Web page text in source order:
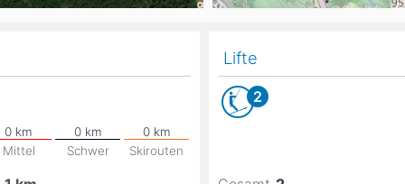
Lifte
2
Mittel Schwer Skirouten